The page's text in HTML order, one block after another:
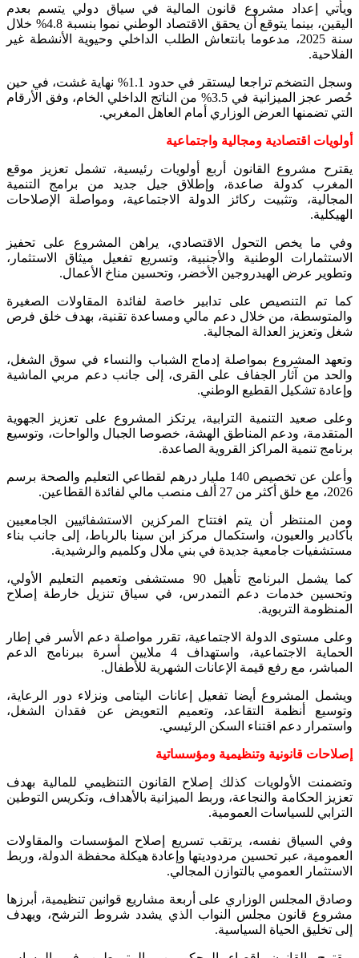
ويأتي إعداد مشروع قانون المالية في سياق دولي يتسم بعدم
اليقين، بينما يتوقع أن يحقق الاقتصاد الوطني نموا بنسبة 4.8% خلال
سنة 2025، مدعوما بانتعاش الطلب الداخلي وحيوية الأنشطة غير
الفلاحية.
وسجل التضخم تراجعا ليستقر في حدود 1.1% نهاية غشت، في حين
حُصر عجز الميزانية في 3.5% من الناتج الداخلي الخام، وفق الأرقام
التي تضمنها العرض الوزاري أمام العاهل المغربي.
أولويات اقتصادية ومجالية واجتماعية
يقترح مشروع القانون أربع أولويات رئيسية، تشمل تعزيز موقع
المغرب كدولة صاعدة، وإطلاق جيل جديد من برامج التنمية
المجالية، وتثبيت ركائز الدولة الاجتماعية، ومواصلة الإصلاحات
الهيكلية.
وفي ما يخص التحول الاقتصادي، يراهن المشروع على تحفيز
الاستثمارات الوطنية والأجنبية، وتسريع تفعيل ميثاق الاستثمار،
وتطوير عرض الهيدروجين الأخضر، وتحسين مناخ الأعمال.
كما تم التنصيص على تدابير خاصة لفائدة المقاولات الصغيرة
والمتوسطة، من خلال دعم مالي ومساعدة تقنية، بهدف خلق فرص
شغل وتعزيز العدالة المجالية.
وتعهد المشروع بمواصلة إدماج الشباب والنساء في سوق الشغل،
والحد من آثار الجفاف على القرى، إلى جانب دعم مربي الماشية
وإعادة تشكيل القطيع الوطني.
وعلى صعيد التنمية الترابية، يرتكز المشروع على تعزيز الجهوية
المتقدمة، ودعم المناطق الهشة، خصوصا الجبال والواحات، وتوسيع
برنامج تنمية المراكز القروية الصاعدة.
وأعلن عن تخصيص 140 مليار درهم لقطاعي التعليم والصحة برسم
2026، مع خلق أكثر من 27 ألف منصب مالي لفائدة القطاعين.
ومن المنتظر أن يتم افتتاح المركزين الاستشفائيين الجامعيين
بأكادير والعيون، واستكمال مركز ابن سينا بالرباط، إلى جانب بناء
مستشفيات جامعية جديدة في بني ملال وكلميم والرشيدية.
كما يشمل البرنامج تأهيل 90 مستشفى وتعميم التعليم الأولي،
وتحسين خدمات دعم التمدرس، في سياق تنزيل خارطة إصلاح
المنظومة التربوية.
وعلى مستوى الدولة الاجتماعية، تقرر مواصلة دعم الأسر في إطار
الحماية الاجتماعية، واستهداف 4 ملايين أسرة ببرنامج الدعم
المباشر، مع رفع قيمة الإعانات الشهرية للأطفال.
ويشمل المشروع أيضا تفعيل إعانات اليتامى ونزلاء دور الرعاية،
وتوسيع أنظمة التقاعد، وتعميم التعويض عن فقدان الشغل،
واستمرار دعم اقتناء السكن الرئيسي.
إصلاحات قانونية وتنظيمية ومؤسساتية
وتضمنت الأولويات كذلك إصلاح القانون التنظيمي للمالية بهدف
تعزيز الحكامة والنجاعة، وربط الميزانية بالأهداف، وتكريس التوطين
الترابي للسياسات العمومية.
وفي السياق نفسه، يرتقب تسريع إصلاح المؤسسات والمقاولات
العمومية، عبر تحسين مردوديتها وإعادة هيكلة محفظة الدولة، وربط
الاستثمار العمومي بالتوازن المجالي.
وصادق المجلس الوزاري على أربعة مشاريع قوانين تنظيمية، أبرزها
مشروع قانون مجلس النواب الذي يشدد شروط الترشح، ويهدف
إلى تخليق الحياة السياسية.